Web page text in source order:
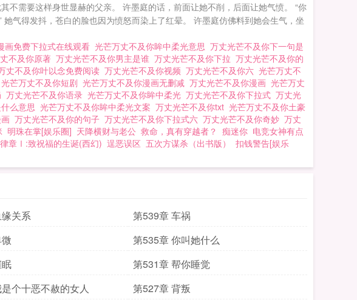
需要这样身世显赫的父亲。 许墨庭的话，前面让她不削，后面让她气愤。 “你
气得发抖，苍白的脸也因为愤怒而染上了红晕。 许墨庭仿佛料到她会生气，坐
画免费下拉式在线观看 光芒万丈不及你眸中柔光意思 万丈光芒不及你下一句是
不及你原著 万丈光芒不及你男主是谁 万丈光芒不及你下拉 万丈光芒不及你的
丈不及你叶以念免费阅读 万丈光芒不及你视频 万丈光芒不及你六 光芒万丈不
光芒万丈不及你短剧 光芒万丈不及你漫画无删减 万丈光芒不及你漫画 光芒万丈
万丈光芒不及你语录 光芒万丈不及你眸中柔光 万丈光芒不及你下拉式 万丈光
么意思 光芒万丈不及你眸中柔光文案 万丈光芒不及你txt 光芒万丈不及你土豪
万丈光芒不及你的句子 万丈光芒不及你下拉式六 万丈光芒不及你奇妙 万丈
明珠在掌[娱乐圈] 天降横财与老公 救命，真有穿越者？ 痴迷你 电竞女神有点
章Ⅰ:致祝福的生诞(西幻) 逞恶误区 五次方谋杀（出书版）
扣钱警告[娱乐
关系
第539章 车祸
第535章 你叫她什么
第531章 帮你睡觉
个十恶不赦的女人 第527章 背叛